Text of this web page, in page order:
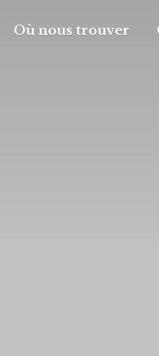
Où nous trouver